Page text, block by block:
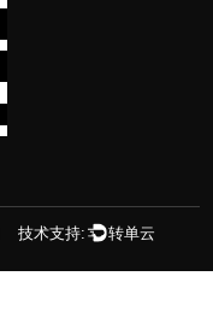
技术支持: 转单云